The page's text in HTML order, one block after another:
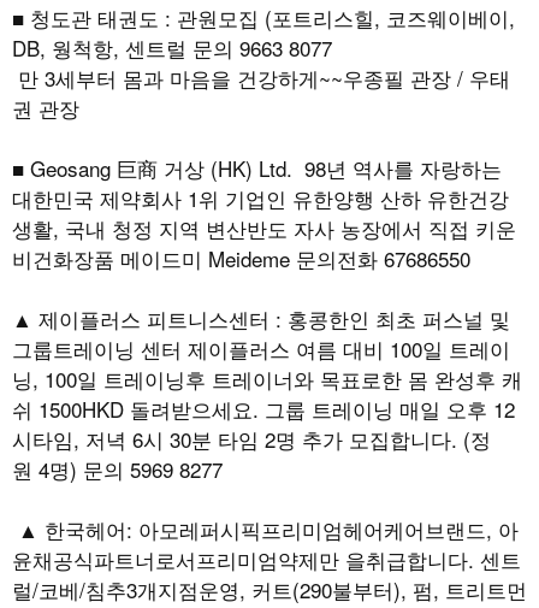
■ 청도관 태권도 : 관원모집 (포트리스힐, 코즈웨이베이,
DB, 웡척항, 센트럴 문의 9663 8077
만 3세부터 몸과 마음을 건강하게~~우종필 관장 / 우태
권 관장
■ Geosang 巨商 거상 (HK) Ltd. 98년 역사를 자랑하는
대한민국 제약회사 1위 기업인 유한양행 산하 유한건강
생활, 국내 청정 지역 변산반도 자사 농장에서 직접 키운
비건화장품 메이드미 Meideme 문의전화 67686550
▲ 제이플러스 피트니스센터 : 홍콩한인 최초 퍼스널 및
그룹트레이닝 센터 제이플러스 여름 대비 100일 트레이
닝, 100일 트레이닝후 트레이너와 목표로한 몸 완성후 캐
쉬 1500HKD 돌려받으세요. 그룹 트레이닝 매일 오후 12
시타임, 저녁 6시 30분 타임 2명 추가 모집합니다. (정
원 4명) 문의 5969 8277
▲ 한국헤어: 아모레퍼시픽프리미엄헤어케어브랜드, 아
윤채공식파트너로서프리미엄약제만 을취급합니다. 센트
럴/코베/침추3개지점운영, 커트(290불부터), 펌, 트리트먼